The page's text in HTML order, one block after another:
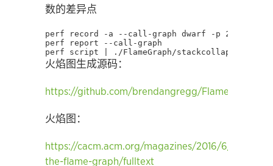
数的差异点
perf script | ./FlameGraph/stackcollapse-
火焰图生成源码：
https://github.com/brendangregg/FlameGraph
火焰图：
https://cacm.acm.org/magazines/2016/6/202665-
the-flame-graph/fulltext